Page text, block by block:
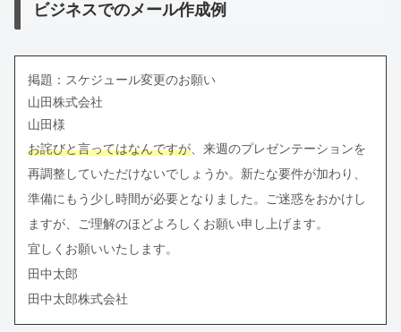
ビジネスでのメール作成例
掲題：スケジュール変更のお願い
山田株式会社
山田様
お詫びと言ってはなんですが 、来週のプレゼンテーションを
再調整していただけないでしょうか。新たな要件が加わり、
準備にもう少し時間が必要となりました。ご迷惑をおかけし
ますが、ご理解のほどよろしくお願い申し上げます。
宜しくお願いいたします。
田中太郎
田中太郎株式会社